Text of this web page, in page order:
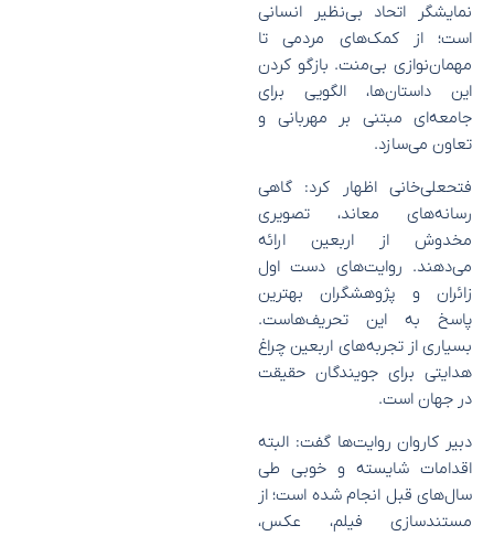
نمایشگر اتحاد بی‌نظیر انسانی
است؛ از کمک‌های مردمی تا
مهمان‌نوازی بی‌منت. بازگو کردن
این داستان‌ها، الگویی برای
جامعه‌ای مبتنی بر مهربانی و
تعاون می‌سازد.
فتحعلی‌خانی اظهار کرد: گاهی
رسانه‌های معاند، تصویری
مخدوش از اربعین ارائه
می‌دهند. روایت‌های دست اول
زائران و پژوهشگران بهترین
پاسخ به این تحریف‌هاست.
بسیاری از تجربه‌های اربعین چراغ
هدایتی برای جویندگان حقیقت
در جهان است.
دبیر کاروان روایت‌ها گفت: البته
اقدامات شایسته و خوبی طی
سال‌های قبل انجام شده است؛ از
مستندسازی فیلم، عکس،